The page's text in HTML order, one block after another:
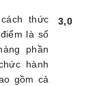
thức
là số
phần
hành
gồm cả
3,0